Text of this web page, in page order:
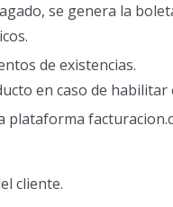
se genera la
de existencias.
en caso de habilitar
plataforma
cliente.